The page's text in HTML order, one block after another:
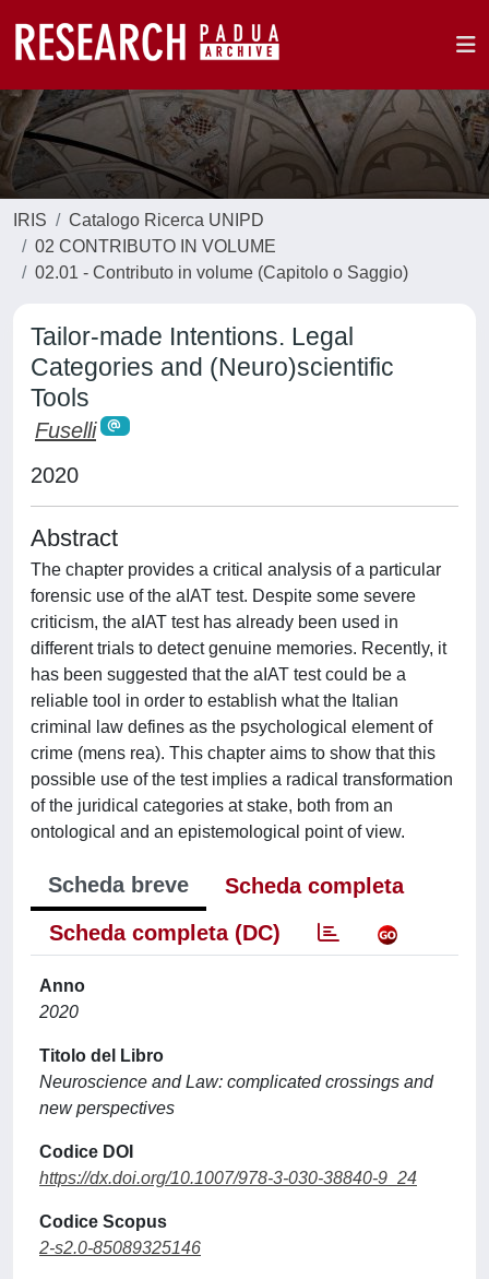
IRIS
Catalogo Ricerca UNIPD
02 CONTRIBUTO IN VOLUME
02.01 - Contributo in volume (Capitolo o Saggio)
Tailor-made Intentions. Legal
Categories and (Neuro)scientific
Tools
Fuselli
2020
Abstract
The chapter provides a critical analysis of a particular
forensic use of the aIAT test. Despite some severe
criticism, the aIAT test has already been used in
different trials to detect genuine memories. Recently, it
has been suggested that the aIAT test could be a
reliable tool in order to establish what the Italian
criminal law defines as the psychological element of
crime (mens rea). This chapter aims to show that this
possible use of the test implies a radical transformation
of the juridical categories at stake, both from an
ontological and an epistemological point of view.
Scheda breve
Scheda completa
Scheda completa (DC)
Anno
2020
Titolo del Libro
Neuroscience and Law: complicated crossings and
new perspectives
Codice DOI
https://dx.doi.org/10.1007/978-3-030-38840-9_24
Codice Scopus
2-s2.0-85089325146